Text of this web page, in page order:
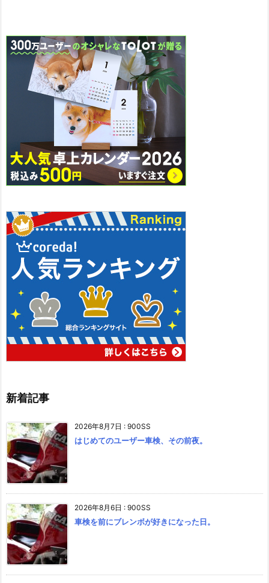
新着記事
2026年8月7日 : 900SS
はじめてのユーザー車検、その前夜。
2026年8月6日 : 900SS
車検を前にブレンボが好きになった日。